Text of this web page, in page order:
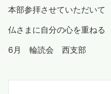
本部参拝させていた
仏さまに自分の心を重ねる
6月 輪読会 西支部